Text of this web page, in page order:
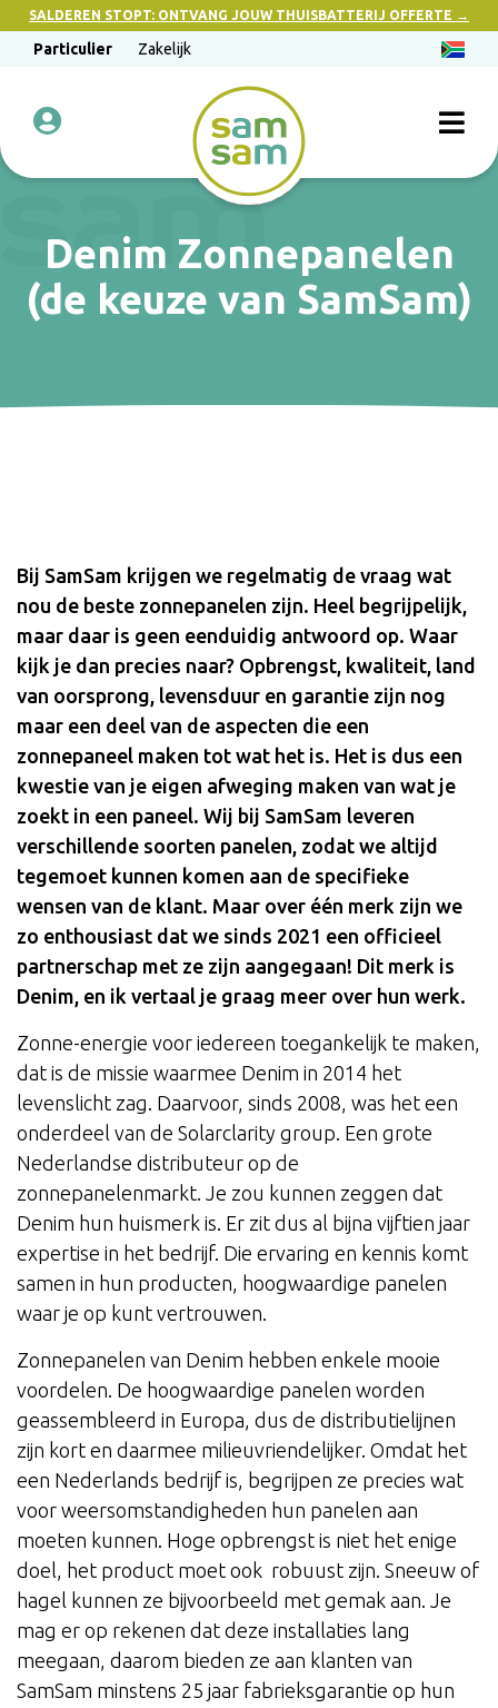
SALDEREN STOPT: ONTVANG JOUW THUISBATTERIJ OFFERTE →
Particulier Zakelijk
Denim Zonnepanelen
(de keuze van SamSam)
Bij SamSam krijgen we regelmatig de vraag wat
nou de beste zonnepanelen zijn. Heel begrijpelijk,
maar daar is geen eenduidig antwoord op. Waar
kijk je dan precies naar? Opbrengst, kwaliteit, land
van oorsprong, levensduur en garantie zijn nog
maar een deel van de aspecten die een
zonnepaneel maken tot wat het is. Het is dus een
kwestie van je eigen afweging maken van wat je
zoekt in een paneel. Wij bij SamSam leveren
verschillende soorten panelen, zodat we altijd
tegemoet kunnen komen aan de specifieke
wensen van de klant. Maar over één merk zijn we
zo enthousiast dat we sinds 2021 een officieel
partnerschap met ze zijn aangegaan! Dit merk is
Denim, en ik vertaal je graag meer over hun werk.
Zonne-energie voor iedereen toegankelijk te maken,
dat is de missie waarmee Denim in 2014 het
levenslicht zag. Daarvoor, sinds 2008, was het een
onderdeel van de Solarclarity group. Een grote
Nederlandse distributeur op de
zonnepanelenmarkt. Je zou kunnen zeggen dat
Denim hun huismerk is. Er zit dus al bijna vijftien jaar
expertise in het bedrijf. Die ervaring en kennis komt
samen in hun producten, hoogwaardige panelen
waar je op kunt vertrouwen.
Zonnepanelen van Denim hebben enkele mooie
voordelen. De hoogwaardige panelen worden
geassembleerd in Europa, dus de distributielijnen
zijn kort en daarmee milieuvriendelijker. Omdat het
een Nederlands bedrijf is, begrijpen ze precies wat
voor weersomstandigheden hun panelen aan
moeten kunnen. Hoge opbrengst is niet het enige
doel, het product moet ook robuust zijn. Sneeuw of
hagel kunnen ze bijvoorbeeld met gemak aan. Je
mag er op rekenen dat deze installaties lang
meegaan, daarom bieden ze aan klanten van
SamSam minstens 25 jaar fabrieksgarantie op hun